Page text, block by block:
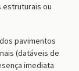
estruturais ou
pavimentos
(datáveis de
imediata